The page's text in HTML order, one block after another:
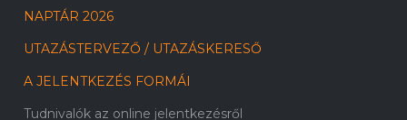
NAPTÁR 2026
UTAZÁSTERVEZŐ / UTAZÁSKERESŐ
A JELENTKEZÉS FORMÁI
Tudnivalók az online jelentkezésről